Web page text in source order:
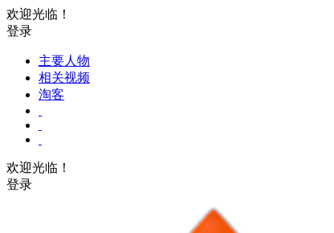
欢迎光临！
登录
主要人物
相关视频
淘客
欢迎光临！
登录